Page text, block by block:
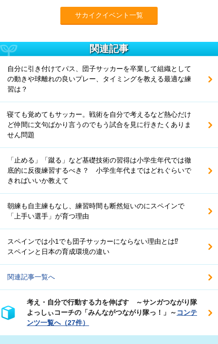
サカイクイベント一覧
関連記事
自分に引き付けてパス、団子サッカーを卒業して組織として
の動きや球離れの良いプレー、タイミングを教える最適な練
習は？
寝ても覚めてもサッカー。戦術を自分で考えるなど熱心だけ
ど仲間に文句ばかり言うのでもう試合を見に行きたくありま
せん問題
「止める」「蹴る」など基礎技術の習得は小学生年代では徹
底的に反復練習するべき？ 小学生年代まではどれぐらいで
きればいいか教えて
朝練も自主練もなし、練習時間も断然短いのにスペインで
「上手い選手」が育つ理由
スペインでは小1でも団子サッカーにならない理由とは⁉
スペインと日本の育成環境の違い
関連記事一覧へ
考え・自分で行動する力を伸ばす ～サンガつながり隊
よっしぃコーチの「みんながつながり隊っ！」～ コンテ
ンツ一覧へ（27件）